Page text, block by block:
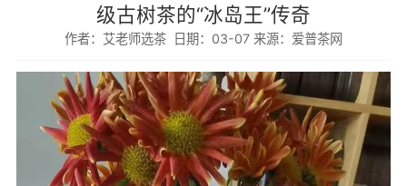
级古树茶的“冰岛王”传奇
作者：艾老师选茶 日期：03-07 来源：爱普茶网